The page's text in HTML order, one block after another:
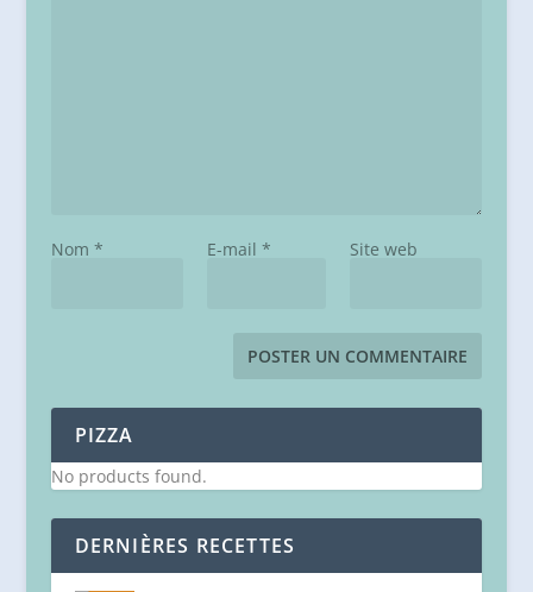
Nom * E-mail * Site web
PIZZA
No products found.
DERNIÈRES RECETTES